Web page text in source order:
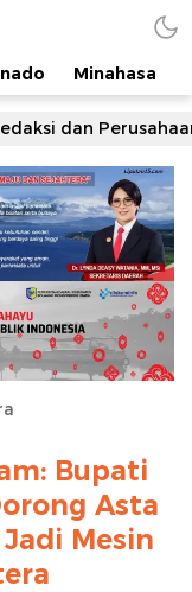
Minahasa
dan
Bupati
Asta
Mesin